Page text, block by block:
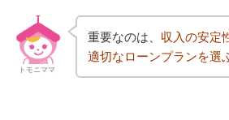
トモニママ
重要なのは、 収入の安定
適切なローンプランを選